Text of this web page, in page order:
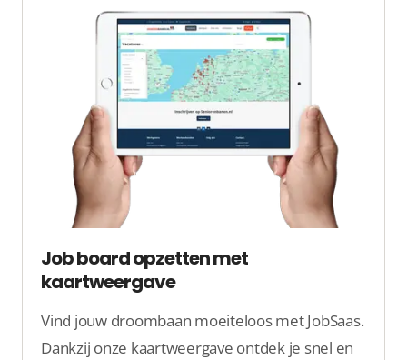
Job board opzetten met
kaartweergave
Vind jouw droombaan moeiteloos met JobSaas.
Dankzij onze kaartweergave ontdek je snel en